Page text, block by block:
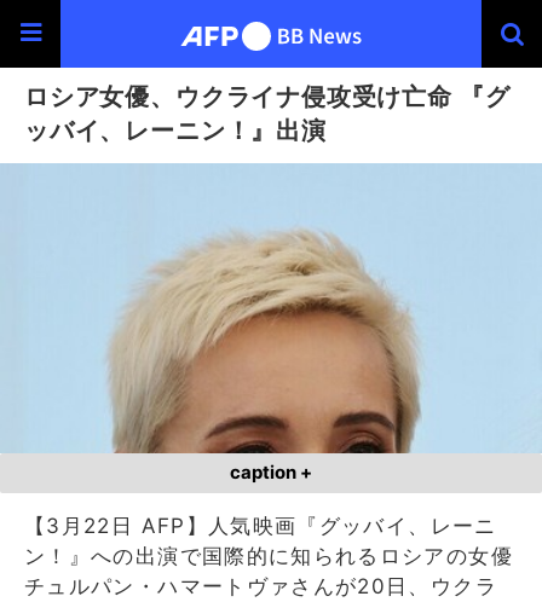
ロシア女優、ウクライナ侵攻受け亡命 『グ
ッバイ、レーニン！』出演
caption +
【3月22日 AFP】人気映画『グッバイ、レーニ
ン！』への出演で国際的に知られるロシアの女優
チュルパン・ハマートヴァさんが20日、ウクラ